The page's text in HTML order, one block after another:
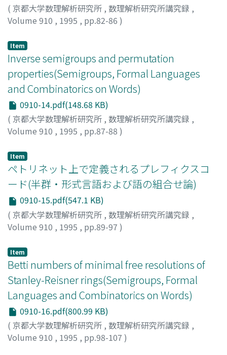
( 京都大学数理解析研究所 , 数理解析研究所講究録 ,
Volume 910 , 1995 , pp.82-86 )
Item
Inverse semigroups and permutation
properties(Semigroups, Formal Languages
and Combinatorics on Words)
0910-14.pdf(148.68 KB)
( 京都大学数理解析研究所 , 数理解析研究所講究録 ,
Volume 910 , 1995 , pp.87-88 )
Item
ペトリネット上で定義されるプレフィクスコ
ード(半群・形式言語および語の組合せ論)
0910-15.pdf(547.1 KB)
( 京都大学数理解析研究所 , 数理解析研究所講究録 ,
Volume 910 , 1995 , pp.89-97 )
Item
Betti numbers of minimal free resolutions of
Stanley-Reisner rings(Semigroups, Formal
Languages and Combinatorics on Words)
0910-16.pdf(800.99 KB)
( 京都大学数理解析研究所 , 数理解析研究所講究録 ,
Volume 910 , 1995 , pp.98-107 )